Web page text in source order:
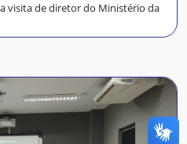
visita de diretor do Ministério da